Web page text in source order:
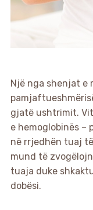
Një nga shenjat e
gjatë ushtrimit.
e hemoglobinës
në rrjedhën tuaj
mund të
tuaja duke
dobësi.